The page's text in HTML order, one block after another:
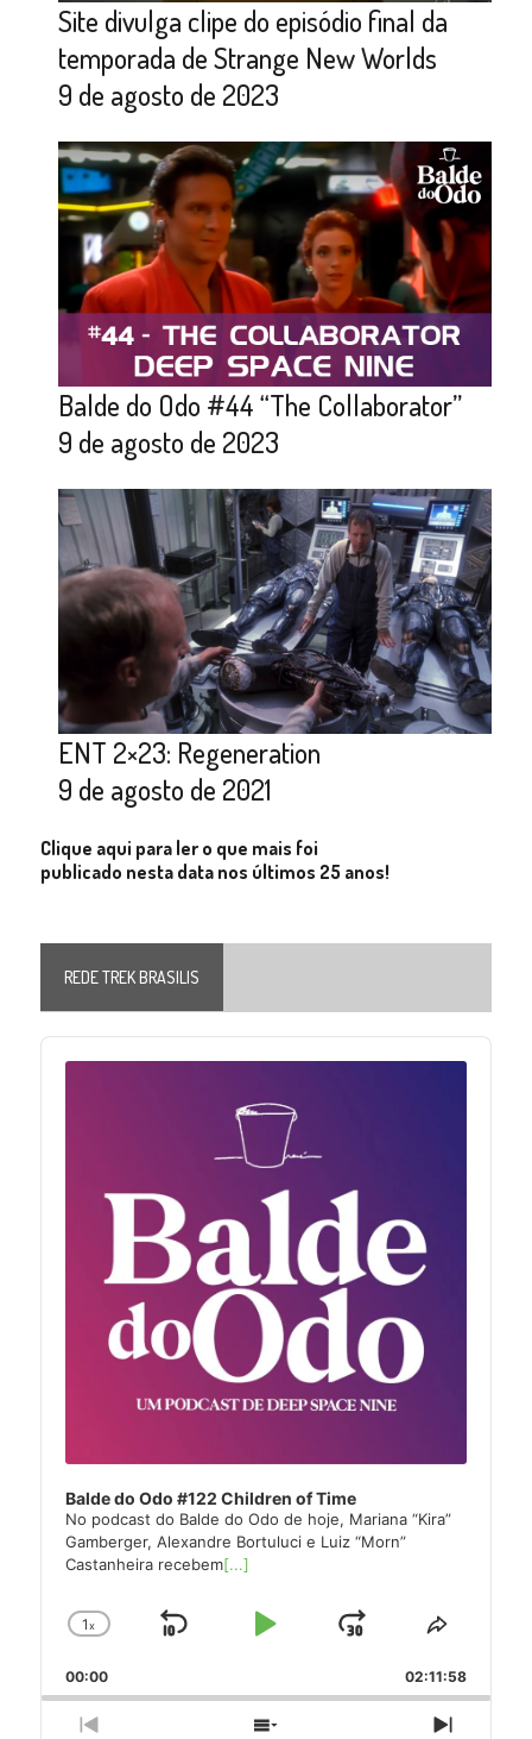
Site divulga clipe do episódio final da
temporada de Strange New Worlds
9 de agosto de 2023
Balde do Odo #44 “The Collaborator”
9 de agosto de 2023
ENT 2×23: Regeneration
9 de agosto de 2021
Clique aqui para ler o que mais foi
publicado nesta data nos últimos 25 anos!
REDE TREK BRASILIS
Audio
Player
Balde do Odo #122 Children of Time
No podcast do Balde do Odo de hoje, Mariana “Kira”
Gamberger, Alexandre Bortuluci e Luiz “Morn”
Castanheira recebem[...]
Change
Rate
1x
Skip
Play
Jump
Forward
Share
Episode
00:00 02:11:58